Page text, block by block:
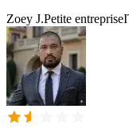
Zoey J.Petite entreprise